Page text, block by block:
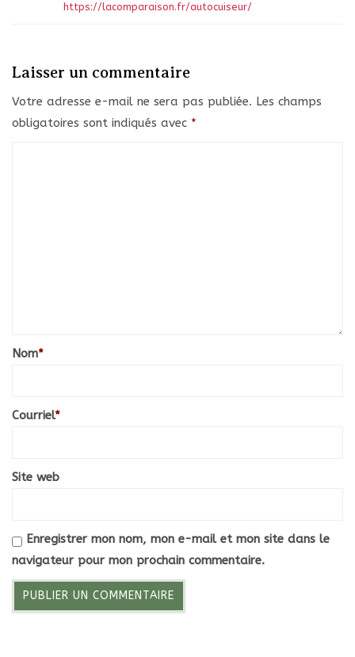
https://lacomparaison.fr/autocuiseur/
Laisser un commentaire
Votre adresse e-mail ne sera pas publiée. Les champs
obligatoires sont indiqués avec *
Nom*
Courriel*
Site web
Enregistrer mon nom, mon e-mail et mon site dans le
navigateur pour mon prochain commentaire.